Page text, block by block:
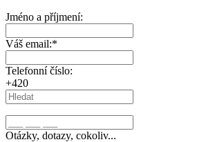
Jméno a příjmení:
Váš email:*
Telefonní číslo:
+420
Otázky, dotazy, cokoliv...